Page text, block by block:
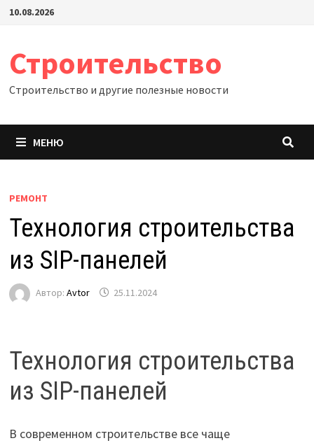
Перейти
10.08.2026
Строительство
Строительство и другие полезные новости
МЕНЮ
РЕМОНТ
Технология строительства
из SIP-панелей
Автор: Avtor 25.11.2024
Технология строительства
из SIP-панелей
В современном строительстве все чаще